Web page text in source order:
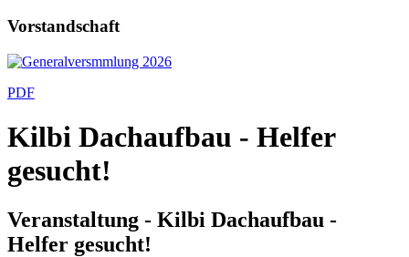
Vorstandschaft
PDF
Kilbi Dachaufbau - Helfer
gesucht!
Veranstaltung - Kilbi Dachaufbau -
Helfer gesucht!